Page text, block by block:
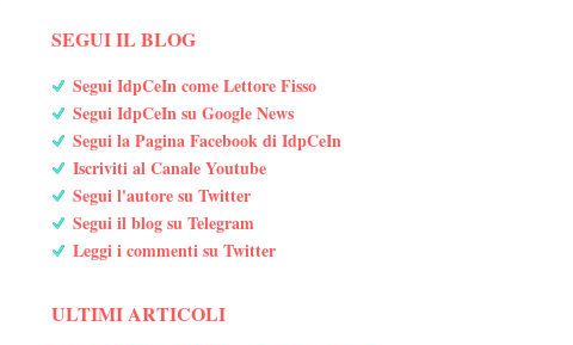
SEGUI IL BLOG
Segui IdpCeIn come Lettore Fisso
Segui IdpCeIn su Google News
Segui la Pagina Facebook di IdpCeIn
Iscriviti al Canale Youtube
Segui l'autore su Twitter
Segui il blog su Telegram
Leggi i commenti su Twitter
ULTIMI ARTICOLI